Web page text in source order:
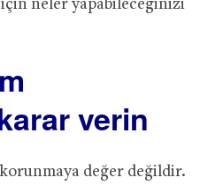
neler yapabileceğinizi
verin
değer değildir.